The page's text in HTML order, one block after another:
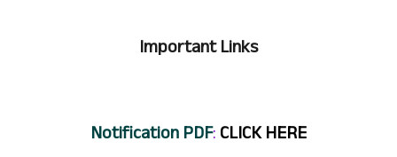
Important Links
NotificationPDF:CLICK HERE